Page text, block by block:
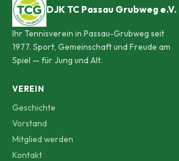
DJK TC Passau Grubweg e.V.
Ihr Tennisverein in Passau-Grubweg seit
1977. Sport, Gemeinschaft und Freude am
Spiel — für Jung und Alt.
VEREIN
Geschichte
Vorstand
Mitglied werden
Kontakt